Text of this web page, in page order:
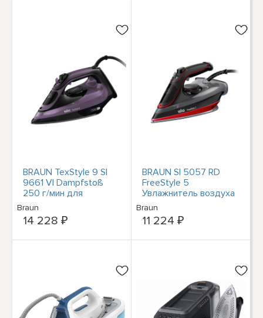
BRAUN TexStyle 9 SI
9661 VI Dampfstoß
250 г/мин для
приготовления
влажного теста (3100
Вт, Kera
Braun
14 228 ₽
BRAUN SI 5057 RD
FreeStyle 5
Увлажнитель воздуха
Bügeleisen 2700 Вт
Увлажнитель воздуха
Bügeleisen
Braun
11 224 ₽